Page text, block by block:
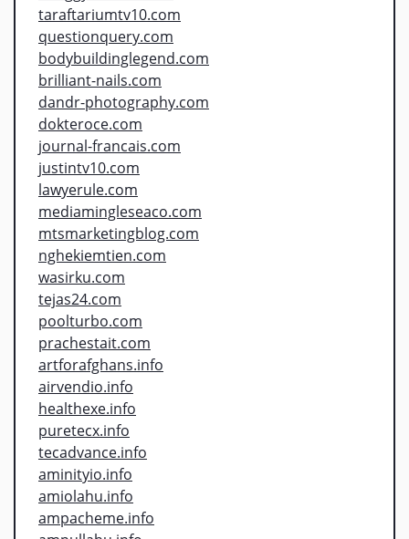
taraftariumtv10.com
questionquery.com
bodybuildinglegend.com
brilliant-nails.com
dandr-photography.com
dokteroce.com
journal-francais.com
justintv10.com
lawyerule.com
mediamingleseaco.com
mtsmarketingblog.com
nghekiemtien.com
wasirku.com
tejas24.com
poolturbo.com
prachestait.com
artforafghans.info
airvendio.info
healthexe.info
puretecx.info
tecadvance.info
aminityio.info
amiolahu.info
ampacheme.info